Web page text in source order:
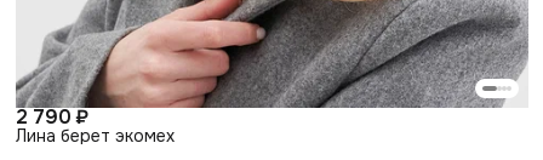
2 790 ₽
Лина берет экомех